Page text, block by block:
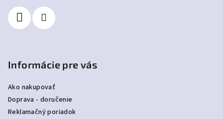
Informácie pre vás
Ako nakupovať
Doprava - doručenie
Reklamačný poriadok